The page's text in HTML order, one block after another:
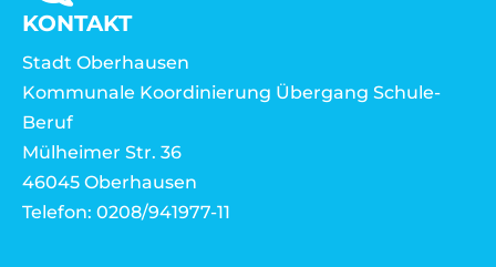
KONTAKT
Stadt Oberhausen
Kommunale Koordinierung Übergang Schule-
Beruf
Mülheimer Str. 36
46045 Oberhausen
Telefon: 0208/941977-11